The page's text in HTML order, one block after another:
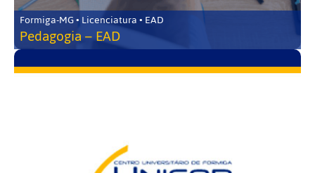
Formiga-MG • Licenciatura • EAD
Pedagogia – EAD